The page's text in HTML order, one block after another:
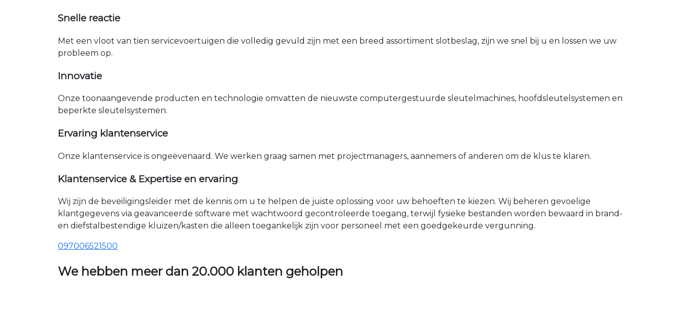
Snelle reactie
Met een vloot van tien servicevoertuigen die volledig gevuld zijn met een breed assortiment slotbeslag, zijn we snel bij u en lossen we uw
probleem op.
Innovatie
Onze toonaangevende producten en technologie omvatten de nieuwste computergestuurde sleutelmachines, hoofdsleutelsystemen en
beperkte sleutelsystemen.
Ervaring klantenservice
Onze klantenservice is ongeëvenaard. We werken graag samen met projectmanagers, aannemers of anderen om de klus te klaren.
Klantenservice & Expertise en ervaring
Wij zijn de beveiligingsleider met de kennis om u te helpen de juiste oplossing voor uw behoeften te kiezen. Wij beheren gevoelige
klantgegevens via geavanceerde software met wachtwoord gecontroleerde toegang, terwijl fysieke bestanden worden bewaard in brand-
en diefstalbestendige kluizen/kasten die alleen toegankelijk zijn voor personeel met een goedgekeurde vergunning.
097006521500
We hebben meer dan 20.000 klanten geholpen